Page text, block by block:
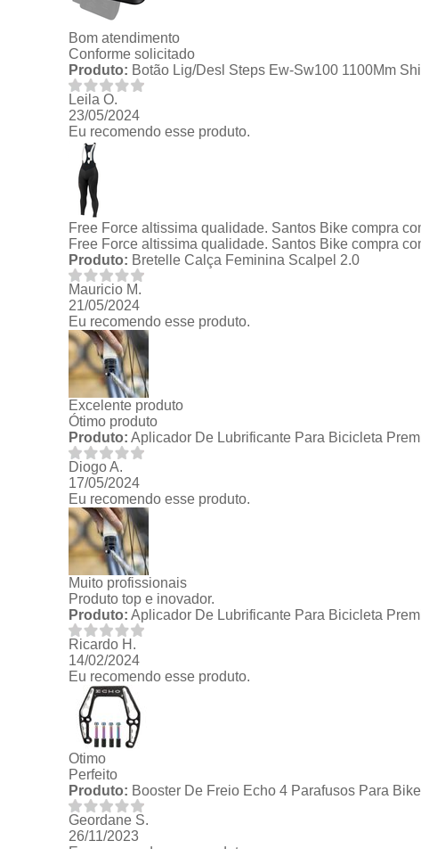
Bom atendimento
Conforme solicitado
Produto: Botão Lig/Desl Steps Ew-Sw100 1100Mm
Leila O.
23/05/2024
Eu recomendo esse produto.
Free Force altissima qualidade. Santos Bike compra
Free Force altissima qualidade. Santos Bike compra
Produto: Bretelle Calça Feminina Scalpel 2.0
Mauricio M.
21/05/2024
Eu recomendo esse produto.
Excelente produto
Ótimo produto
Produto: Aplicador De Lubrificante Para Bicicleta
Diogo A.
17/05/2024
Eu recomendo esse produto.
Muito profissionais
Produto top e inovador.
Produto: Aplicador De Lubrificante Para Bicicleta
Ricardo H.
14/02/2024
Eu recomendo esse produto.
Otimo
Perfeito
Produto: Booster De Freio Echo 4 Parafusos Para Bike
Geordane S.
26/11/2023